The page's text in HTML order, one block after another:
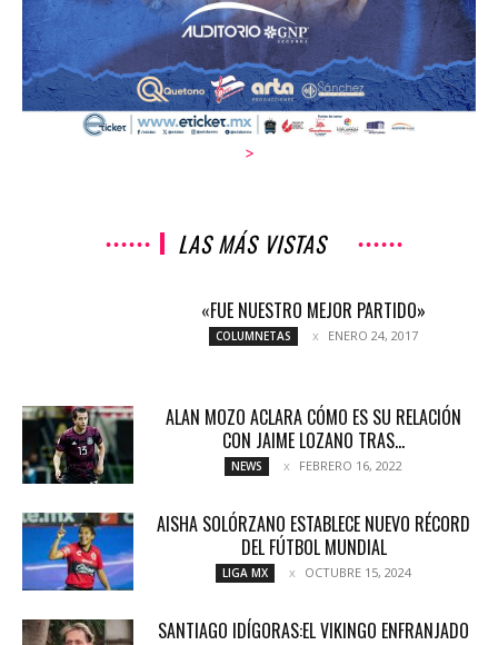
>
LAS MÁS VISTAS
«FUE NUESTRO MEJOR PARTIDO»
COLUMNETAS ENERO 24, 2017
ALAN MOZO ACLARA CÓMO ES SU RELACIÓN
CON JAIME LOZANO TRAS...
NEWS FEBRERO 16, 2022
AISHA SOLÓRZANO ESTABLECE NUEVO RÉCORD
DEL FÚTBOL MUNDIAL
LIGA MX OCTUBRE 15, 2024
SANTIAGO IDÍGORAS:EL VIKINGO ENFRANJADO